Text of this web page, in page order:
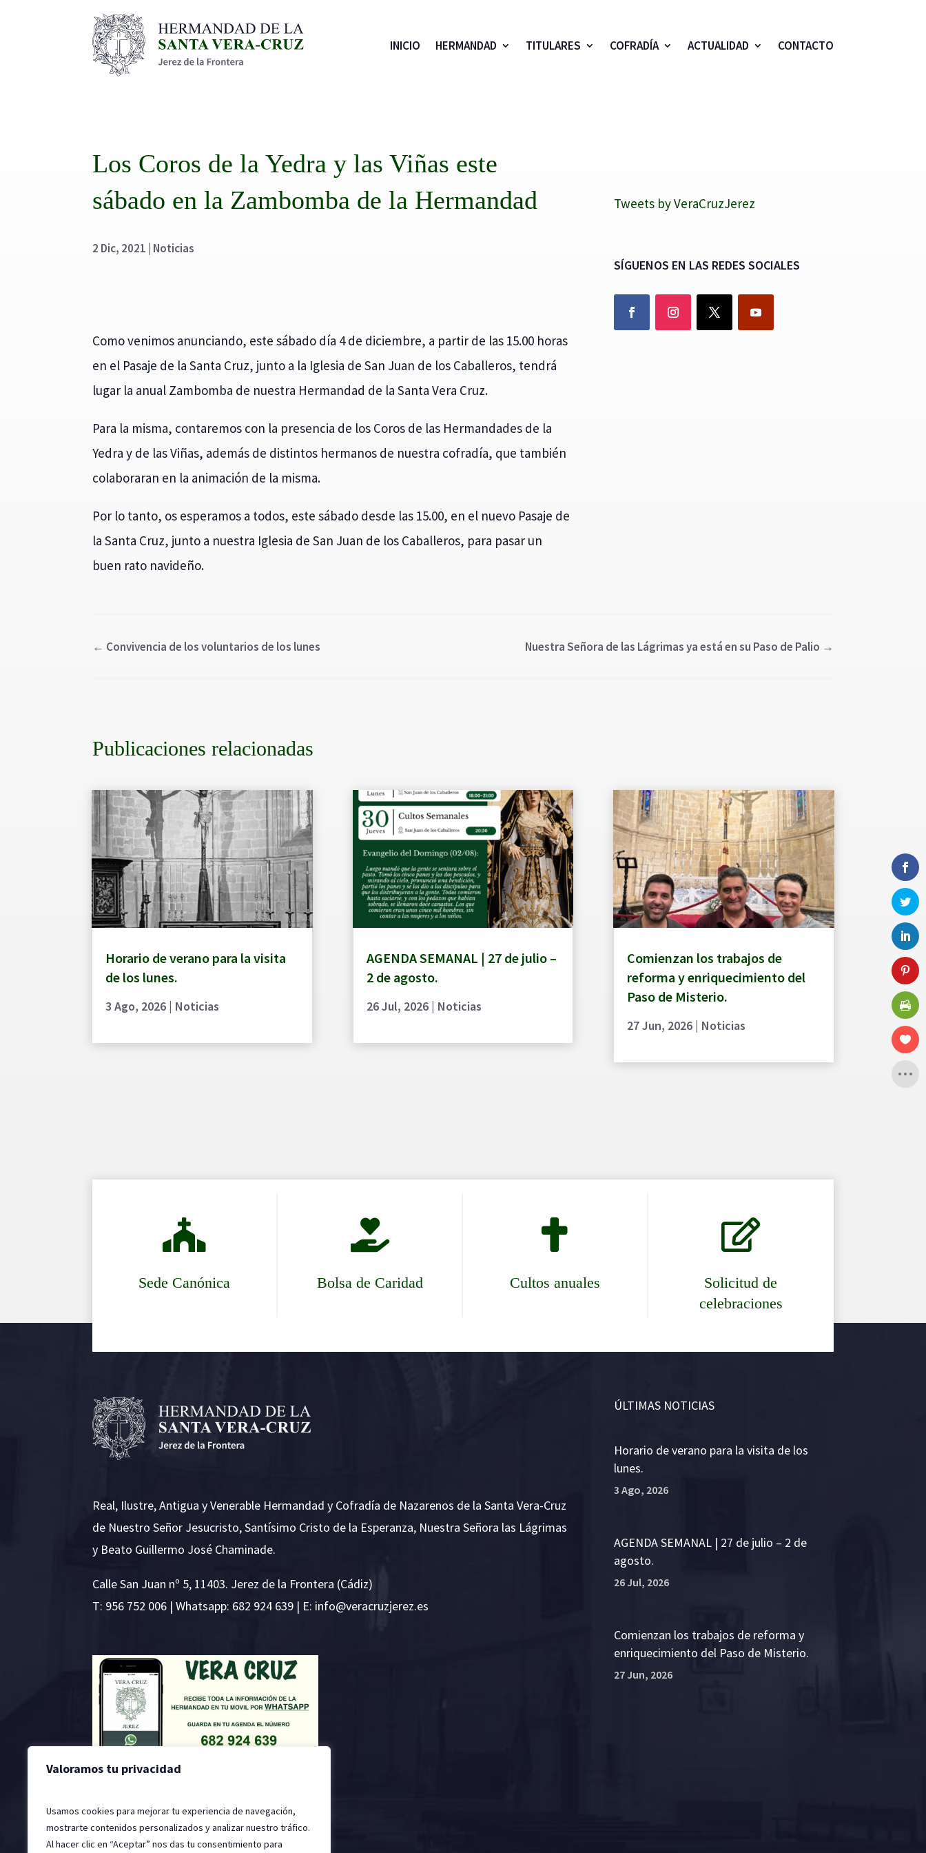
Valoramos tu privacidad
Usamos cookies para mejorar tu experiencia de navegación,
mostrarte contenidos personalizados y analizar nuestro tráfico.
Al hacer clic en “Aceptar” nos das tu consentimiento para
INICIO HERMANDAD TITULARES COFRADÍA ACTUALIDAD CONTACTO
Los Coros de la Yedra y las Viñas este
sábado en la Zambomba de la Hermandad
2 Dic, 2021 Noticias
Como venimos anunciando, este sábado día 4 de diciembre, a partir de las 15.00 horas
en el Pasaje de la Santa Cruz, junto a la Iglesia de San Juan de los Caballeros, tendrá
lugar la anual Zambomba de nuestra Hermandad de la Santa Vera Cruz.
Para la misma, contaremos con la presencia de los Coros de las Hermandades de la
Yedra y de las Viñas, además de distintos hermanos de nuestra cofradía, que también
colaboraran en la animación de la misma.
Por lo tanto, os esperamos a todos, este sábado desde las 15.00, en el nuevo Pasaje de
la Santa Cruz, junto a nuestra Iglesia de San Juan de los Caballeros, para pasar un
buen rato navideño.
Tweets by VeraCruzJerez
SÍGUENOS EN LAS REDES SOCIALES
← Convivencia de los voluntarios de los lunes Nuestra Señora de las Lágrimas ya está en su Paso de Palio →
Publicaciones relacionadas
Horario de verano para la visita
de los lunes.
3 Ago, 2026 | Noticias
AGENDA SEMANAL | 27 de julio –
2 de agosto.
26 Jul, 2026| Noticias
Comienzan los trabajos de
reforma y enriquecimiento del
Paso de Misterio.
27 Jun, 2026| Noticias

Sede Canónica

Bolsa de Caridad

Cultos anuales

Solicitud de
celebraciones
Real, Ilustre, Antigua y Venerable Hermandad y Cofradía de Nazarenos de la Santa Vera-Cruz
de Nuestro Señor Jesucristo, Santísimo Cristo de la Esperanza, Nuestra Señora las Lágrimas
y Beato Guillermo José Chaminade.
Calle San Juan nº 5, 11403. Jerez de la Frontera (Cádiz)
T: 956 752 006 | Whatsapp: 682 924 639 | E: se.ze
rejzu
rcare
v@ofn
i
ÚLTIMAS NOTICIAS
Horario de verano para la visita de los
lunes.
3 Ago, 2026
AGENDA SEMANAL | 27 de julio – 2 de
agosto.
26 Jul, 2026
Comienzan los trabajos de reforma y
enriquecimiento del Paso de Misterio.
27 Jun, 2026